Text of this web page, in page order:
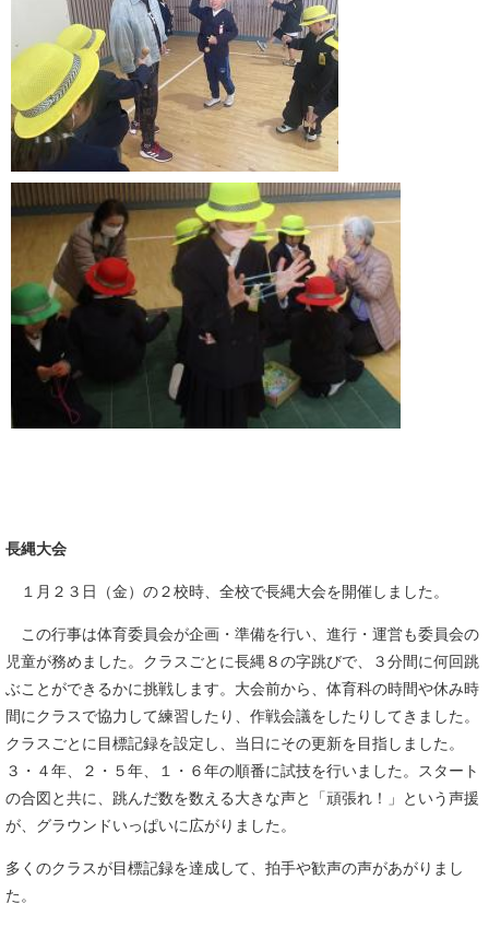
長縄大会
１月２３日（金）の２校時、全校で長縄大会を開催しました。
この行事は体育委員会が企画・準備を行い、進行・運営も委員会の
児童が務めました。クラスごとに長縄８の字跳びで、３分間に何回跳
ぶことができるかに挑戦します。大会前から、体育科の時間や休み時
間にクラスで協力して練習したり、作戦会議をしたりしてきました。
クラスごとに目標記録を設定し、当日にその更新を目指しました。
３・４年、２・５年、１・６年の順番に試技を行いました。スタート
の合図と共に、跳んだ数を数える大きな声と「頑張れ！」という声援
が、グラウンドいっぱいに広がりました。
多くのクラスが目標記録を達成して、拍手や歓声の声があがりまし
た。